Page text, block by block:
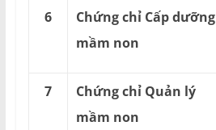
6
Chứng chỉ Cấp dưỡng
mầm non
7
Chứng chỉ Quản lý
mầm non